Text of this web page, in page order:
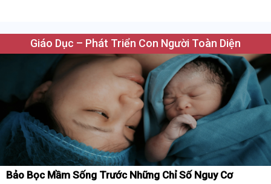
Giáo Dục – Phát Triển Con Người Toàn Diện
Bảo Bọc Mầm Sống Trước Những Chỉ Số Nguy Cơ